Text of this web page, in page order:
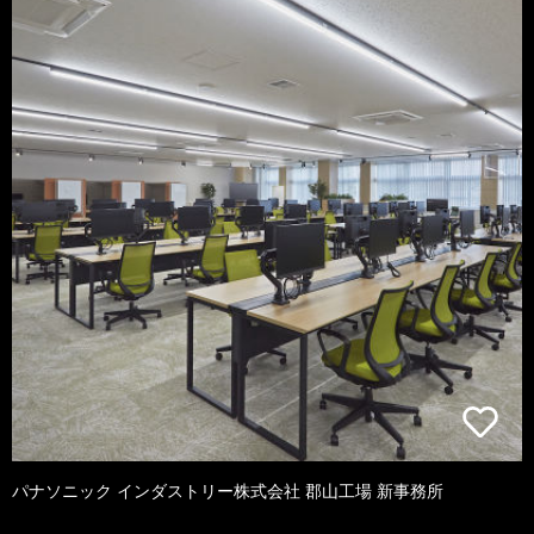
パナソニック インダストリー株式会社 郡山工場 新事務所